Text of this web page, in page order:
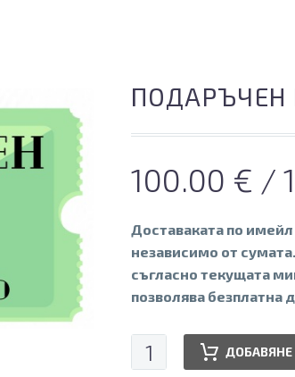
ПОДАРЪЧЕН
100.00 € /
Доставаката по
независимо от
съгласно текущата
позволява безплатна
количество
за